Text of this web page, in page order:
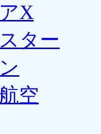
X
ター
空